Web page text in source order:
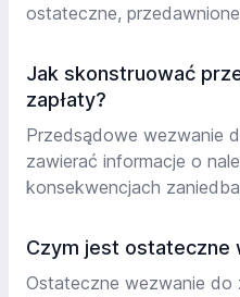
ostateczne,
Jak skonstruować
zapłaty?
Przedsądowe wezwanie
zawierać informacje o
konsekwencjach
Czym jest ostateczne
Ostateczne wezwanie do